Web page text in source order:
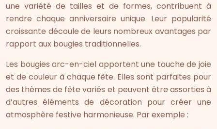
une variété de tailles et de formes, contribuent à
rendre chaque anniversaire unique. Leur popularité
croissante découle de leurs nombreux avantages par
rapport aux bougies traditionnelles.
Les bougies arc-en-ciel apportent une touche de joie
et de couleur à chaque fête. Elles sont parfaites pour
des thèmes de fête variés et peuvent être assorties à
d’autres éléments de décoration pour créer une
atmosphère festive harmonieuse. Par exemple :